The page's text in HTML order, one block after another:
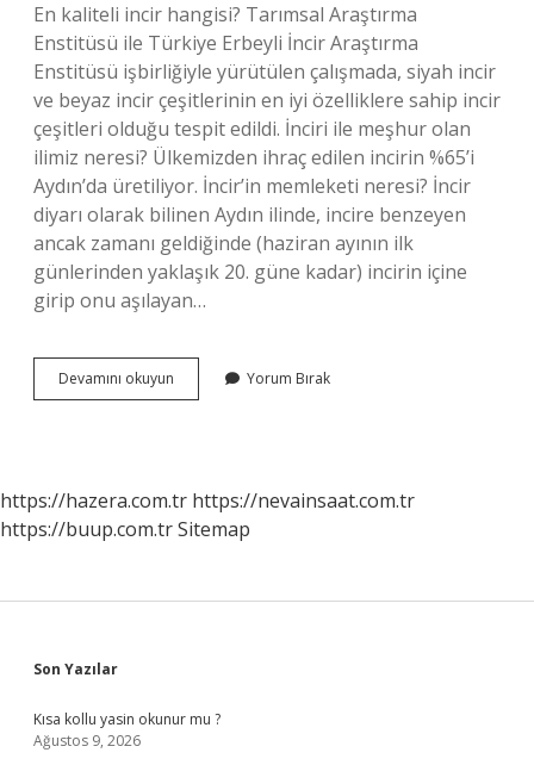
En kaliteli incir hangisi? Tarımsal Araştırma
Enstitüsü ile Türkiye Erbeyli İncir Araştırma
Enstitüsü işbirliğiyle yürütülen çalışmada, siyah incir
ve beyaz incir çeşitlerinin en iyi özelliklere sahip incir
çeşitleri olduğu tespit edildi. İnciri ile meşhur olan
ilimiz neresi? Ülkemizden ihraç edilen incirin %65’i
Aydın’da üretiliyor. İncir’in memleketi neresi? İncir
diyarı olarak bilinen Aydın ilinde, incire benzeyen
ancak zamanı geldiğinde (haziran ayının ilk
günlerinden yaklaşık 20. güne kadar) incirin içine
girip onu aşılayan…
Devamını okuyun
Güzel
Yorum Bırak
https://hazera.com.tr https://nevainsaat.com.tr
https://buup.com.trSitemap
Sidebar
Son Yazılar
Kısa kollu yasin okunur mu ?
Ağustos 9, 2026